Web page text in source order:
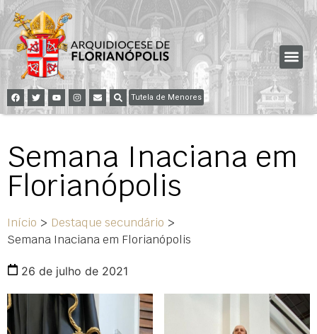
Tutela de Menores
Semana Inaciana em
Florianópolis
Início > Destaque secundário >
Semana Inaciana em Florianópolis
26 de julho de 2021